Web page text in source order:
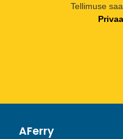
Tellimuse
AFerry